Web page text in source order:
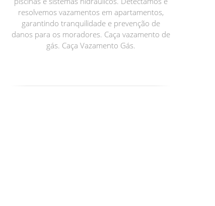
resolvemos vazamentos em apartamentos,
garantindo tranquilidade e prevenção de
danos para os moradores. Caça vazamento de
gás. Caça Vazamento Gás.